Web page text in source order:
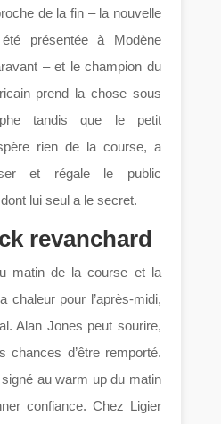
de la fin – la nouvelle
présentée à Modène
– et le champion du
prend la chose sous
tandis que le petit
rien de la course, a
et régale le public
lui seul a le secret.
revanchard
matin de la course et la
chaleur pour l’après-midi,
Alan Jones peut sourire,
chances d’être remporté.
au warm up du matin
confiance. Chez Ligier